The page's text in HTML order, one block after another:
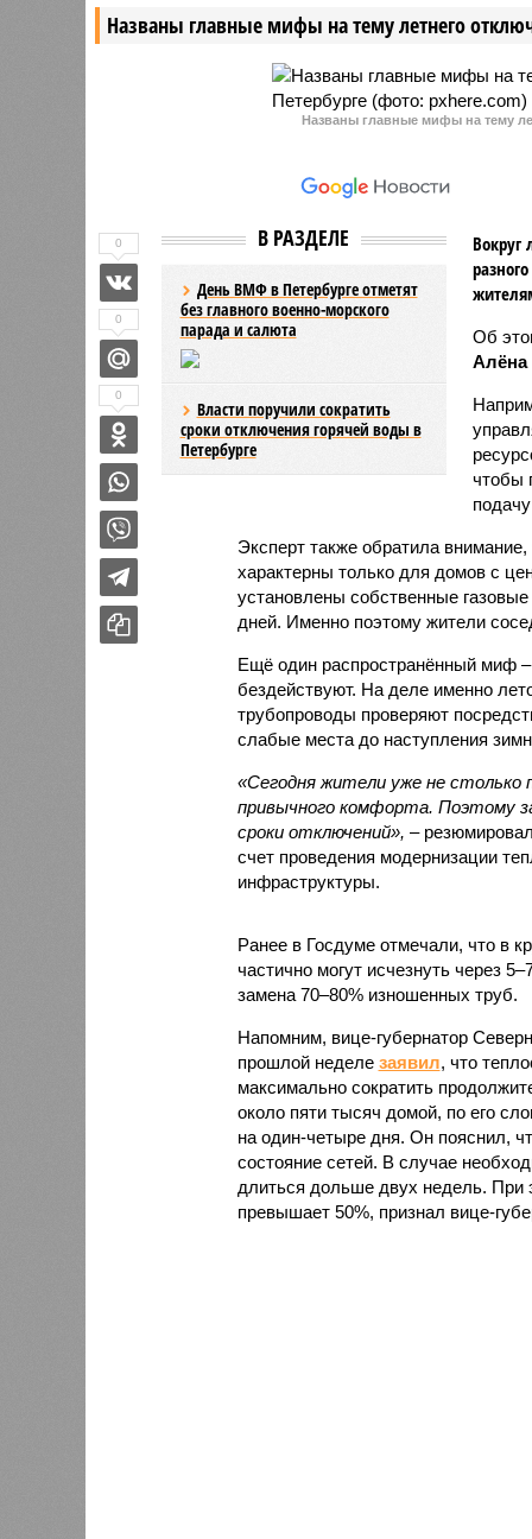
более 4,6 миллиона рублей.
рублей
Названы главные мифы на тему летнего
Названы главные мифы на тему
В РАЗДЕЛЕ
День ВМФ в Петербурге отметят
без главного военно-морского
парада и салюта
Власти поручили сократить
сроки отключения горячей воды в
Петербурге
Вокруг
Об
Алёна
чтобы
Эксперт также обратила
характерны только для домов с
установлены собственные
дней. Именно поэтому жители
Ещё один распространённый миф
бездействуют. На деле именно
трубопроводы проверяют
слабые места до наступления
«Сегодня жители уже не столько
привычного комфорта. Поэтому
сроки отключений», –
счет проведения модернизации
инфраструктуры.
Ранее в Госдуме отмечали, что в
частично могут исчезнуть через
замена 70–80% изношенных труб.
Напомним, вице-губернатор
прошлой неделе заявил, что
максимально сократить
около пяти тысяч домой, по его
на один-четыре дня. Он пояснил,
состояние сетей. В случае
длиться дольше двух недель. При
превышает 50%, признал вице-
0
0
0